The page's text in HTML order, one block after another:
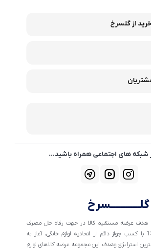
از گلسرخ
شبکه های اجتماعی همراه باشید...
هدف عرضه مستقیم کالا در جهت رفاه حال مصرف
کننده درسال 1379 با کسب جواز دائم از اتحادیه لوازم خانگی، آغاز به
استراتژی وهدف این مجموعه عرضه کالاهای لوازم